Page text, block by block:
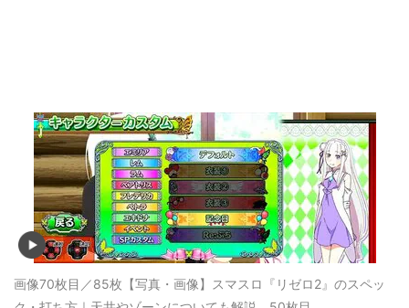
画像70枚目／85枚 【写真・画像】スマスロ『リゼロ2』のスペッ